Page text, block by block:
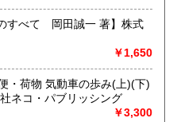
すべて 岡田誠一 著】株式
￥1,650
・荷物 気動車の歩み(上)(下)
ネコ・パブリッシング
￥3,300